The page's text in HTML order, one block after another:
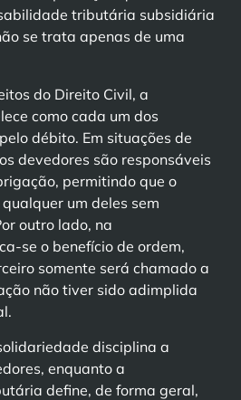
tributária subsidiária
se trata apenas de uma
do Direito Civil, a
como cada um dos
débito. Em situações de
devedores são responsáveis
permitindo que o
um deles sem
outro lado, na
se o benefício de ordem,
somente será chamado a
não tiver sido adimplida
disciplina a
enquanto a
define, de forma geral,